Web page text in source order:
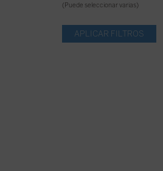
(Puede seleccionar varias)